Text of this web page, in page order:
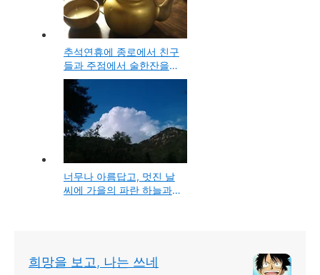
추석연휴에 종로에서 친구
들과 주점에서 술한잔을
하며, 의미 있고 보람찬 명
절은 뭘까라는 생각과 반
너무나 아름답고, 멋진 날
씨에 가을의 파란 하늘과
희망을 보고, 나는 쓰네